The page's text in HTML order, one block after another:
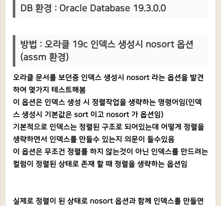
DB 환경 : Oracle Database 19.3.0.0
방법 : 오라클 19c 인덱스 생성시 nosort 옵션
(assm 환경)
오라클 문서를 보던중 인덱스 생성시 nosort 라는 옵션을 발견
하여 몇가지 테스트해봄
이 옵션은 인덱스 생성 시 정렬작업을 생략하는 명령어임(인덱
스 생성시 기본값은 sort 이고 nosort 가 옵션임)
기본적으로 인덱스는 정렬된 구조로 되어있는데 어떻게 정렬을
생략하면서 인덱스를 만들수 있는지 의문이 들수있음
이 옵션은 무조건 정렬를 하지 않는것이 아닌 인덱스를 만드려는
컬럼이 정렬된 상태로 존재 할 때 정렬을 생략하는 옵션임
실제로 정렬이 된 상태로 nosort 옵션과 함께 인덱스를 만들면